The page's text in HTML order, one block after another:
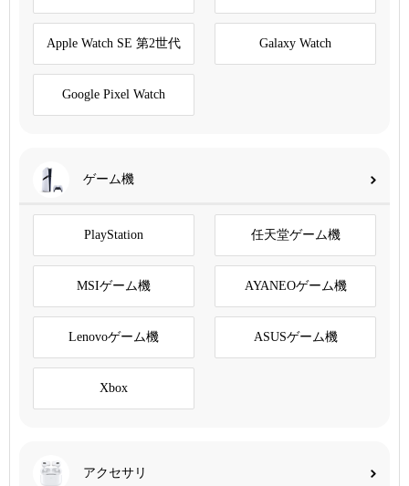
Apple Watch SE 第2世代 Galaxy Watch
Google Pixel Watch
ゲーム機
PlayStation 任天堂ゲーム機
MSIゲーム機 AYANEOゲーム機
Lenovoゲーム機 ASUSゲーム機
Xbox
アクセサリ